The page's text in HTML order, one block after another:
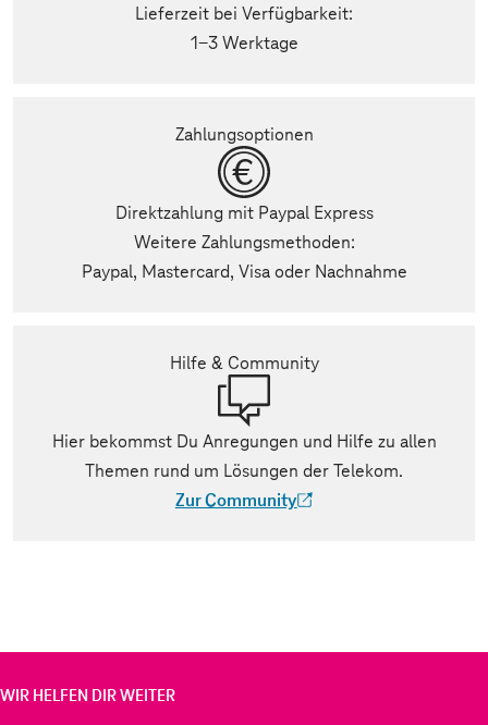
Lieferzeit bei Verfügbarkeit:
1-3 Werktage
Zahlungsoptionen
Direktzahlung mit Paypal Express
Weitere Zahlungsmethoden:
Paypal, Mastercard, Visa oder Nachnahme
Hilfe & Community
Hier bekommst Du Anregungen und Hilfe zu allen
Themen rund um Lösungen der Telekom.
Zur Community
(Der Link wird in einem neuen Tab
WIR HELFEN DIR WEITER